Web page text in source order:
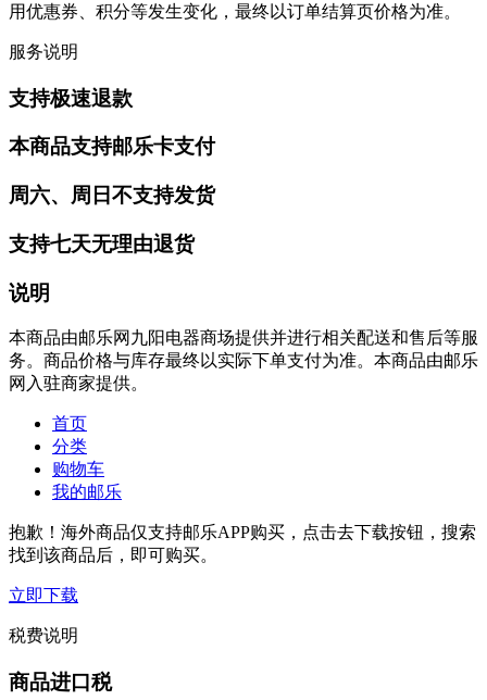
用优惠券、积分等发生变化，最终以订单结算页价格为准。
服务说明
支持极速退款
本商品支持邮乐卡支付
周六、周日不支持发货
支持七天无理由退货
说明
本商品由邮乐网九阳电器商场提供并进行相关配送和售后等服
务。商品价格与库存最终以实际下单支付为准。本商品由邮乐
网入驻商家提供。
首页
分类
购物车
我的邮乐
抱歉！海外商品仅支持邮乐APP购买，点击去下载按钮，搜索
找到该商品后，即可购买。
立即下载
税费说明
商品进口税